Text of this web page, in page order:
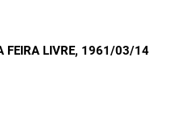
FEIRA LIVRE, 1961/03/14